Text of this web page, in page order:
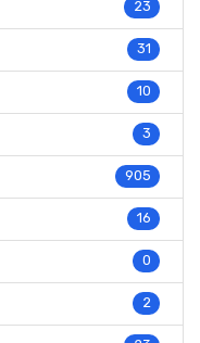
23
31
10
3
905
16
0
2